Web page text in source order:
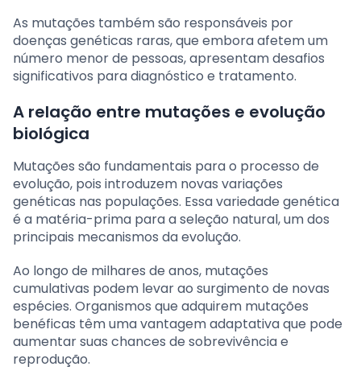
As mutações também são responsáveis por
doenças genéticas raras, que embora afetem um
número menor de pessoas, apresentam desafios
significativos para diagnóstico e tratamento.
A relação entre mutações e evolução
biológica
Mutações são fundamentais para o processo de
evolução, pois introduzem novas variações
genéticas nas populações. Essa variedade genética
é a matéria-prima para a seleção natural, um dos
principais mecanismos da evolução.
Ao longo de milhares de anos, mutações
cumulativas podem levar ao surgimento de novas
espécies. Organismos que adquirem mutações
benéficas têm uma vantagem adaptativa que pode
aumentar suas chances de sobrevivência e
reprodução.